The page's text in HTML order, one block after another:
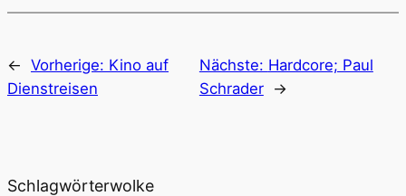
← Vorherige: Kino auf
Dienstreisen
Nächste: Hardcore; Paul
Schrader
→
Schlagwörterwolke